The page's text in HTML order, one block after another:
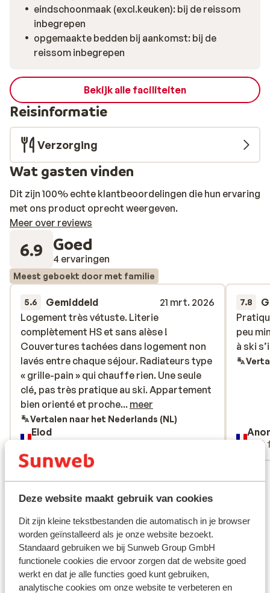
Deze website maakt gebruik van cookies
Dit zijn kleine tekstbestanden die automatisch in je browser
worden geïnstalleerd als je onze website bezoekt.
Standaard gebruiken we bij Sunweb Group GmbH
functionele cookies die ervoor zorgen dat de website goed
werkt en dat je alle functies goed kunt gebruiken,
analytische cookies om onze website te verbeteren en
eindschoonmaak (excl.keuken): bij de reissom
inbegrepen
opgemaakte bedden bij aankomst: bij de
reissom inbegrepen
Bekijk alle faciliteiten
Reisinformatie
Verzorging
Wat gasten vinden
Dit zijn 100% echte klantbeoordelingen die hun ervaring
met ons product oprecht weergeven.
Meer over reviews
6.9 Goed
4 ervaringen
Meest geboekt door met familie
5.6 Gemiddeld
21 mrt. 2026
Logement très vétuste. Literie
complètement HS et sans alèse !
Couvertures tachées dans logement non
lavés entre chaque séjour. Radiateurs type
« grille-pain » qui chauffe rien. Une seule
clé, pas très pratique au ski. Appartement
bien orienté et proche des pistes mais
retour par piste rouge uniquement
Logement très vétuste. Literie
complètement HS et sans alèse !
Couvertures tachées dans logement non
lavés entre chaque séjour. Radiateurs type
« grille-pain » qui chauffe rien. Une seule
clé, pas très pratique au ski. Appartement
bien orienté et proche... meer
Vertalen naar het Nederlands (NL)
Elod
7.8
peu
à ski
peu
à ski
Ligging
Bekijk op kaart